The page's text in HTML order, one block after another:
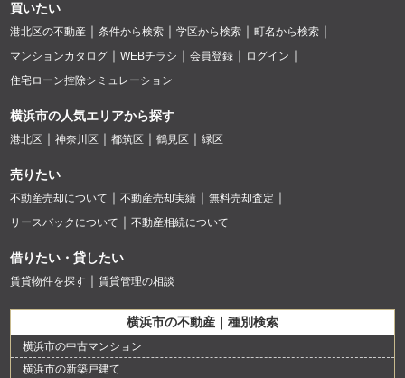
買いたい
港北区の不動産 条件から検索 学区から検索
町名から検索
マンションカタログ
WEBチラシ 会員登録
ログイン
住宅ローン控除シミュレーション
横浜市の人気エリアから探す
港北区 神奈川区 都筑区 鶴見区 緑区
売りたい
不動産売却について 不動産売却実績
無料売却査定
リースバックについて
不動産相続について
借りたい・貸したい
賃貸物件を探す 賃貸管理の相談
横浜市の不動産｜種別検索
横浜市の中古マンション
横浜市の新築戸建て